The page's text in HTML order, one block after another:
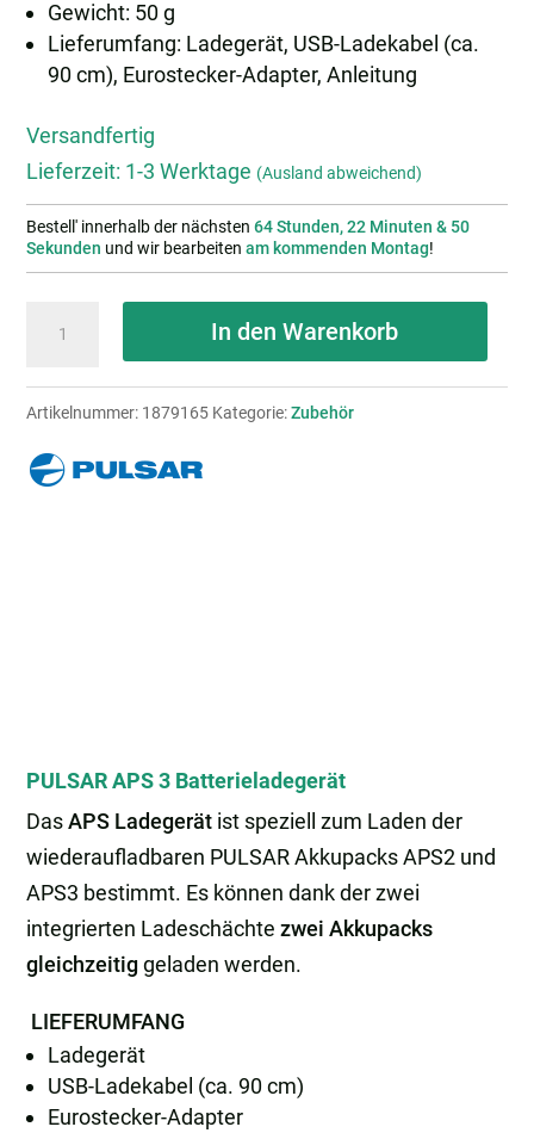
Gewicht: 50 g
Lieferumfang: Ladegerät, USB-Ladekabel (ca.
90 cm), Eurostecker-Adapter, Anleitung
Versandfertig
Lieferzeit: 1-3 Werktage (Ausland abweichend)
Bestell' innerhalb der nächsten64 Stunden, 22 Minuten & 50
Sekunden und wir bearbeitenam kommenden Montag!
3
Batterieladegerät
Menge
In den Warenkorb
Artikelnummer: 1879165 Kategorie:Zubehör
PULSAR APS 3 Batterieladegerät
DasAPS Ladegerät ist speziell zum Laden der
wiederaufladbaren PULSAR Akkupacks APS2 und
APS3 bestimmt. Es können dank der zwei
integrierten Ladeschächtezwei Akkupacks
gleichzeitiggeladen werden.
LIEFERUMFANG
Ladegerät
USB-Ladekabel (ca. 90 cm)
Eurostecker-Adapter